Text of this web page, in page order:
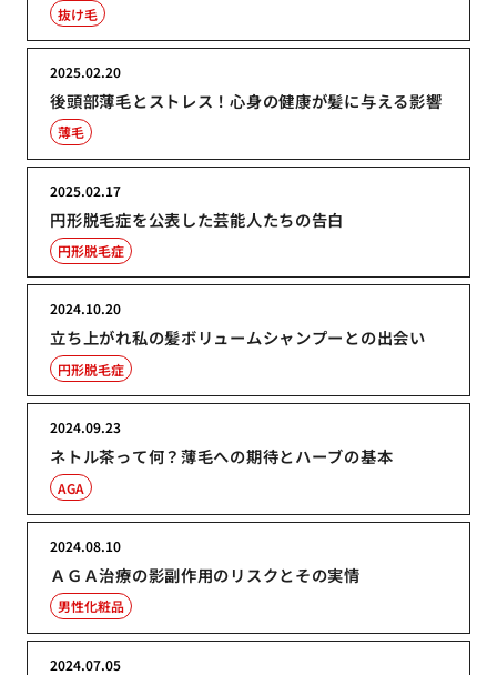
抜け毛
後頭部薄毛とストレス！心身の健康が髪に与える影響
2025.02.20
薄毛
円形脱毛症を公表した芸能人たちの告白
2025.02.17
円形脱毛症
立ち上がれ私の髪ボリュームシャンプーとの出会い
2024.10.20
円形脱毛症
ネトル茶って何？薄毛への期待とハーブの基本
2024.09.23
AGA
ＡＧＡ治療の影副作用のリスクとその実情
2024.08.10
男性化粧品
2024.07.05